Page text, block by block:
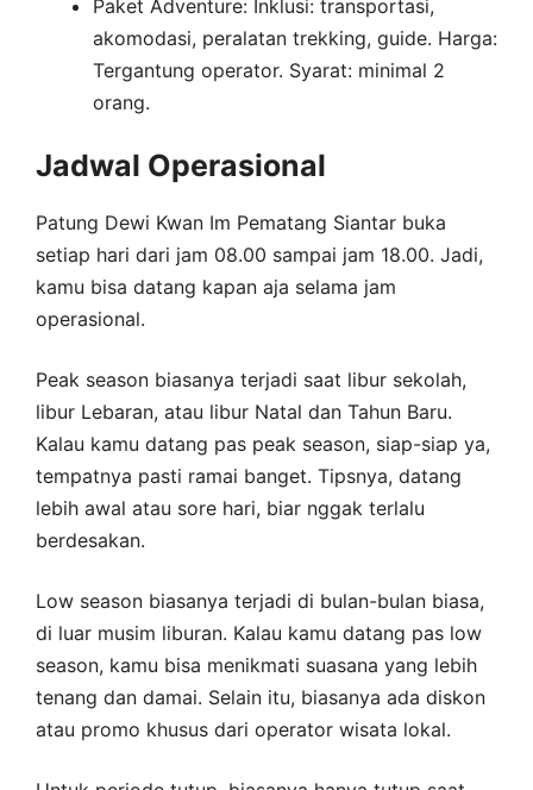
Paket Adventure: Inklusi: transportasi,
akomodasi, peralatan trekking, guide. Harga:
Tergantung operator. Syarat: minimal 2
orang.
Jadwal Operasional
Patung Dewi Kwan Im Pematang Siantar buka
setiap hari dari jam 08.00 sampai jam 18.00. Jadi,
kamu bisa datang kapan aja selama jam
operasional.
Peak season biasanya terjadi saat libur sekolah,
libur Lebaran, atau libur Natal dan Tahun Baru.
Kalau kamu datang pas peak season, siap-siap ya,
tempatnya pasti ramai banget. Tipsnya, datang
lebih awal atau sore hari, biar nggak terlalu
berdesakan.
Low season biasanya terjadi di bulan-bulan biasa,
di luar musim liburan. Kalau kamu datang pas low
season, kamu bisa menikmati suasana yang lebih
tenang dan damai. Selain itu, biasanya ada diskon
atau promo khusus dari operator wisata lokal.